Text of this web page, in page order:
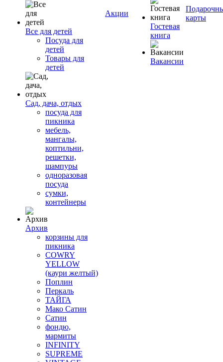
Все для детей
Посуда для
детей
Товары для
детей
Сад, дача, отдых
посуда для
пикника
мебель,
мангалы,
коптильни,
решетки,
шампуры
одноразовая
посуда
сумки,
контейнеры
Архив
корзины для
пикника
COWRY
YELLOW
(каури желтый)
Поплин
Перкаль
ТАЙГА
Мако Сатин
Сатин
фондю,
мармиты
INFINITY
SUPREME
Акции
Гостевая
книга
Вакансии
карты